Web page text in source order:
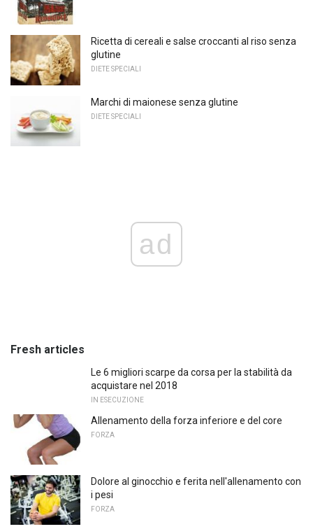
Ricetta di cereali e salse croccanti al riso senza
glutine
DIETE SPECIALI
Marchi di maionese senza glutine
DIETE SPECIALI
ad
Fresh articles
Le 6 migliori scarpe da corsa per la stabilità da
acquistare nel 2018
IN ESECUZIONE
Allenamento della forza inferiore e del core
FORZA
Dolore al ginocchio e ferita nell'allenamento con
i pesi
FORZA